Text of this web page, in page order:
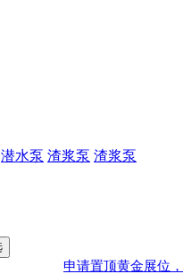
潜水泵 渣浆泵 渣浆泵
申请置顶黄金展位